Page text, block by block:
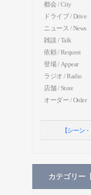
都会 / City
ドライブ / Drive
ニュース / News
雑談 / Talk
依頼 / Request
登場 / Appear
ラジオ / Radio
店舗 / Store
オーダー / Order
【シーン
カテゴリー